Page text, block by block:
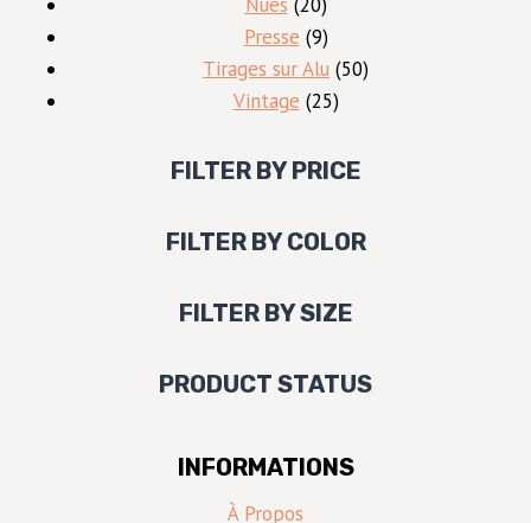
produits
Presse 99
produits
Tirages sur Alu 5050
Vintage 2525
FILTER BY PRICE
FILTER BY COLOR
FILTER BY SIZE
PRODUCT STATUS
INFORMATIONS
À Propos